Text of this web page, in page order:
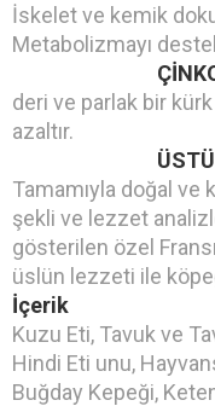
İskelet ve kemik
Metabolizmayı
deri ve parlak bir kürk
azaltır.
Tamamıyla doğal ve
şekli ve lezzet
gösterilen özel
üslün lezzeti ile
İçerik
Kuzu Eti, Tavuk ve
Hindi Eti unu,
Buğday Kepeği,